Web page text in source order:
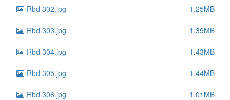
Rbd 302.jpg 1.25MB
Rbd 303.jpg 1.39MB
Rbd 304.jpg 1.43MB
Rbd 305.jpg 1.44MB
Rbd 306.jpg 1.01MB